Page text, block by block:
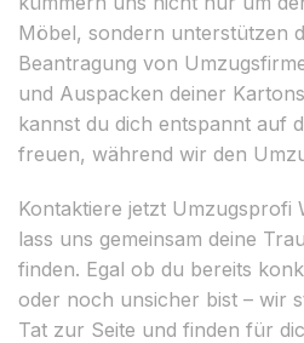
Möbel, sondern unterstützen
Beantragung von
und Auspacken deiner
kannst du dich entspannt auf
freuen, während wir den
Kontaktiere jetzt Umzugsprofi
lass uns gemeinsam deine
finden. Egal ob du bereits
oder noch unsicher bist – wir
Tat zur Seite und finden für